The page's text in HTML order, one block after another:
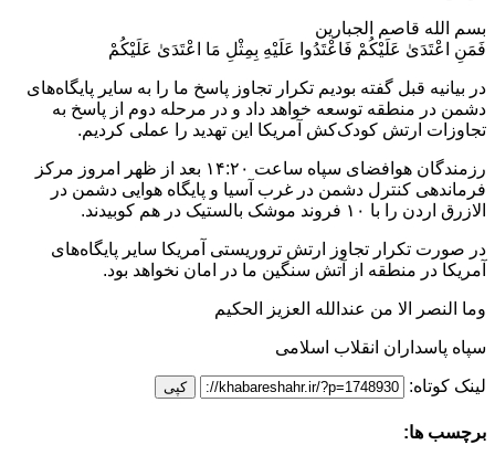
بسم الله قاصم الجبارین
فَمَنِ اعْتَدَىٰ عَلَيْكُمْ فَاعْتَدُوا عَلَيْهِ بِمِثْلِ مَا اعْتَدَىٰ عَلَيْكُمْ
در بیانیه قبل گفته بودیم تکرار تجاوز پاسخ ما را به سایر پایگاه‌های
دشمن در منطقه توسعه خواهد داد و در مرحله دوم از پاسخ به
تجاوزات ارتش کودک‌کش آمریکا این تهدید را عملی کردیم.
رزمندگان هوافضای سپاه ساعت ۱۴:۲۰ بعد از ظهر امروز مرکز
فرماندهی کنترل دشمن در غرب آسیا و پایگاه هوایی دشمن در
الازرق اردن را با ۱۰ فروند موشک بالستیک در هم کوبیدند.
در صورت تکرار تجاوز ارتش تروریستی آمریکا سایر پایگاه‌های
آمریکا در منطقه از آتش سنگین ما در امان نخواهد بود.
وما النصر الا من عندالله العزیز الحکیم
سپاه پاسداران انقلاب اسلامی
لینک کوتاه: کپی
برچسب ها: